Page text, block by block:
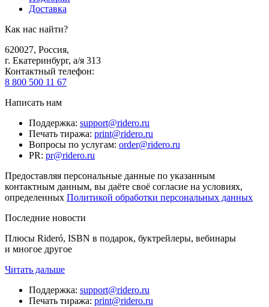
Доставка
Как нас найти?
620027, Россия,
г. Екатеринбург, а/я 313
Контактный телефон:
8 800 500 11 67
Написать нам
Поддержка: support@ridero.ru
Печать тиража: print@ridero.ru
Вопросы по услугам: order@ridero.ru
PR: pr@ridero.ru
Предоставляя персональные данные по указанным
контактным данным, вы даёте своё согласие на условиях,
определенных Политикой обработки персональных данных
Последние новости
Плюсы Rideró, ISBN в подарок, буктрейлеры, вебинары
и многое другое
Читать дальше
Поддержка: support@ridero.ru
Печать тиража: print@ridero.ru